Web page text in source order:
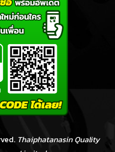
Thaiphatanasin Quality